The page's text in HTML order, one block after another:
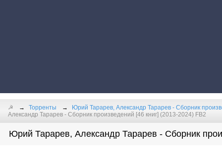
☭ Торренты
Юрий Тарарев, Александр Тарарев - Сборник
Александр Тарарев - Сборник произведений [46 книг] (2013-2024) FB2
Юрий Тарарев, Александр Тарарев - Сборник